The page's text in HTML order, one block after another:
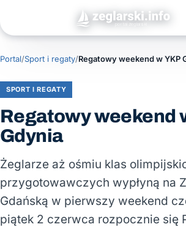
Portal/Sport i regaty/Regatowy weekend w YKP
SPORT I REGATY
Regatowy weekend
Gdynia
Żeglarze aż ośmiu klas
przygotowawczych wypłyną na
Gdańską w pierwszy weekend
piątek 2 czerwca rozpocznie się